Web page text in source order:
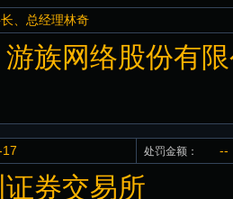
、总经理林奇
网络股份有限
处罚金额： --
券交易所